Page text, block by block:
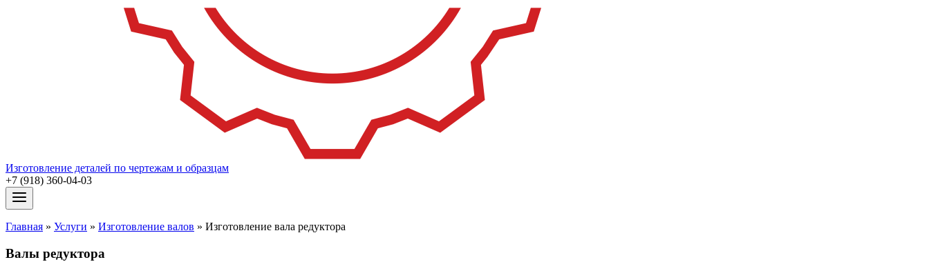
Изготовление деталей по чертежам и образцам
+7 (918) 360-04-03
Главная » Услуги » Изготовление валов » Изготовление вала редуктора
Валы редуктора